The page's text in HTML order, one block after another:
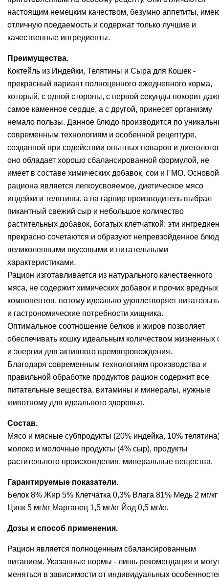
настоящим немецким качеством, безумно аппетиты,
отличную поедаемость и содержат только лучшие и
качественные ингредиенты.
Преимущества.
Коктейль из Индейки, Телятины и Сыра для Кошек -
прекрасный вариант полноценного ежедневного корма,
который, с одной стороны, с первой секунды покорит
самое каменное сердце, а с другой, принесет организму
немало пользы. Данное блюдо производится по
современным технологиям и особенной рецептуре,
созданной при содействии опытных поваров и
оно обладает хорошо сбалансированной формулой, не
имеет в составе химических добавок, сои и ГМО. Основой
рациона является легкоусвояемое, диетическое мясо
индейки и телятины, а на гарнир производитель выбрал
пикантный свежий сыр и небольшое количество
растительных добавок, богатых клетчаткой: эти
прекрасно сочетаются и образуют непревзойденное
великолепными вкусовыми и питательными
характеристиками.
Рацион изготавливается из натурального качественного
мяса, не содержит химических добавок и прочих вредных
компонентов, потому идеально удовлетворяет
и гастрономические потребности хищника.
Оптимальное соотношение белков и жиров позволяет
обеспечивать кошку идеальным количеством жизненных
и энергии для активного времяпровождения.
Благодаря современным технологиям производства и
правильной обработке продуктов рацион содержит все
питательные вещества, витамины и минералы, нужные
животному для идеального здоровья.
Состав.
Мясо и мясные субпродукты (20% индейка, 10%
молоко и молочные продукты (4% сыр), продукты
растительного происхождения, минеральные вещества.
Гарантируемые показатели.
Белок 8% Жир 5% Клетчатка 0,3% Влага 81% Медь 2 мг/кг
Цинк 5 мг/кг Марганец 1,5 мг/кг Йод 0,5 мг/кг.
Дозы и способ применения.
Рацион является полноценным сбалансированным
питанием. Указанные нормы - лишь рекомендация и
меняться в зависимости от индивидуальных